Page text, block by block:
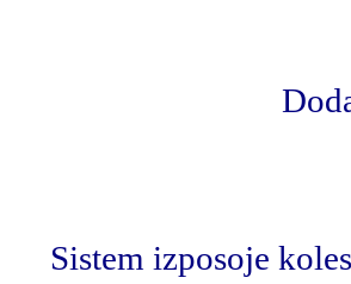
Sistem izposoje